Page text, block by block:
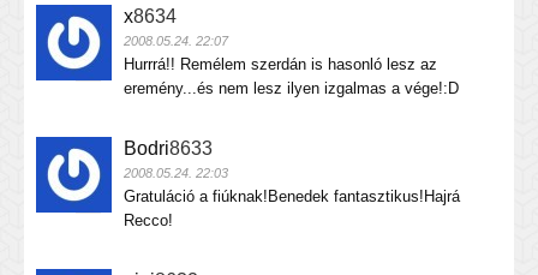
x8634
2008.05.24. 22:07
Hurrrá!! Remélem szerdán is hasonló lesz az
eremény...és nem lesz ilyen izgalmas a vége!:D
Bodri8633
2008.05.24. 22:03
Gratuláció a fiúknak!Benedek fantasztikus!Hajrá
Recco!